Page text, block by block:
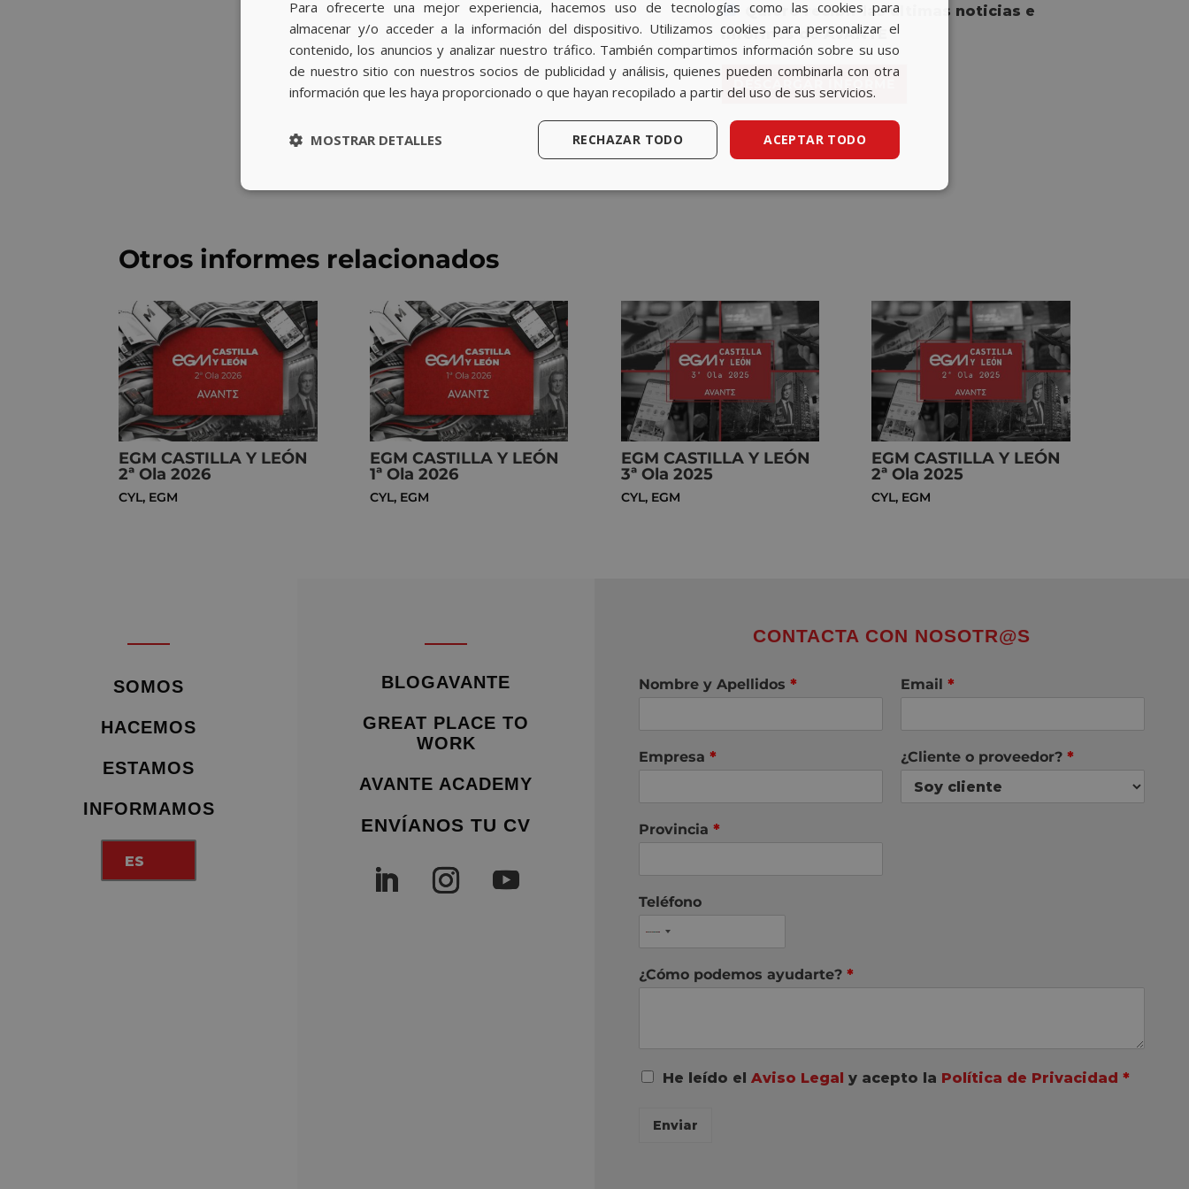
r
d
o
R
G
P
D
Quiero recibir las últimas noticias e
informes de AVANTE
DESCARGAR INFORME
Otros informes relacionados
EGM CASTILLA Y LEÓN
2ª Ola 2026
CYL, EGM
EGM CASTILLA Y LEÓN
1ª Ola 2026
CYL, EGM
EGM CASTILLA Y LEÓN
3ª Ola 2025
CYL, EGM
EGM CASTILLA Y LEÓN
2ª Ola 2025
CYL, EGM
SOMOS
HACEMOS
ESTAMOS
INFORMAMOS
ES
BLOGAVANTE
GREAT PLACE TO
WORK
AVANTE ACADEMY
ENVÍANOS TU CV
CONTACTA CON NOSOTR@S
Nombre y Apellidos * Email *
Empresa * ¿Cliente o proveedor? *
Provincia *
Teléfono
¿Cómo podemos ayudarte? *
A
He leído el Aviso Legal y acepto la Política de Privacidad *
Enviar
SPANISH
BASQUE
CATALAN
ENGLISH
Para ofrecerte una mejor experiencia, hacemos uso de tecnologías como las cookies para
almacenar y/o acceder a la información del dispositivo. Utilizamos cookies para personalizar el
contenido, los anuncios y analizar nuestro tráfico. También compartimos información sobre su uso
de nuestro sitio con nuestros socios de publicidad y análisis, quienes pueden combinarla con otra
información que les haya proporcionado o que hayan recopilado a partir del uso de sus servicios.
ACEPTAR TODO
RECHAZAR TODO
MOSTRAR DETALLES